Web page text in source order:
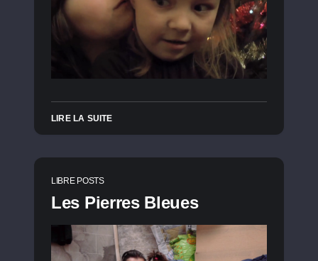
LIRE LA SUITE
LIBRE POSTS
Les Pierres Bleues